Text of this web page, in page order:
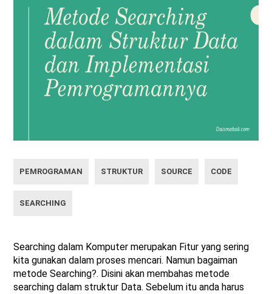
PEMROGRAMAN STRUKTUR SOURCE CODE
SEARCHING
Searching dalam Komputer merupakan Fitur yang sering
kita gunakan dalam proses mencari. Namun bagaiman
metode Searching?. Disini akan membahas metode
searching dalam struktur Data. Sebelum itu anda harus